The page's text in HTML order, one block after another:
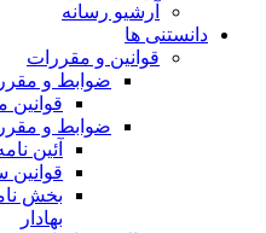
آرشیو رسانه
دانستنی ها
قوانین و مقررات
ضوابط و
قوانين
ضوابط و
آئین
قوانین
بخش
بهادار